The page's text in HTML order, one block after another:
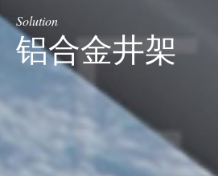
Solution
铝合金井架